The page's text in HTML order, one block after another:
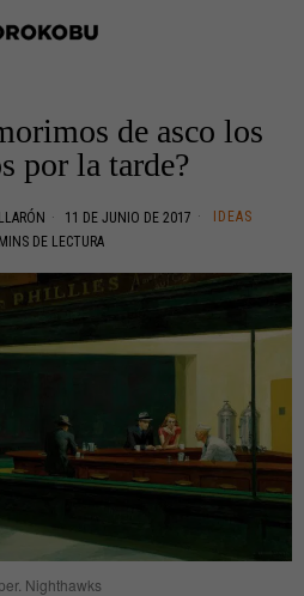
de asco los
por la tarde?
11 DE JUNIO DE 2017
IDEAS
DE LECTURA
Nighthawks